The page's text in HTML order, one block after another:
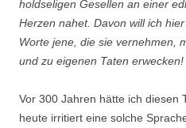
holdseligen Gesellen an einer
Herzen nahet. Davon will ich
Worte jene, die sie vernehmen,
und zu eigenen Taten erwecken!
Vor 300 Jahren hätte ich diesen
heute irritiert eine solche